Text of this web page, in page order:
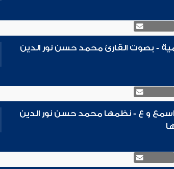
- بصوت القارئ محمد حسن نور الدين
و ع - نظمها محمد حسن نور الدين